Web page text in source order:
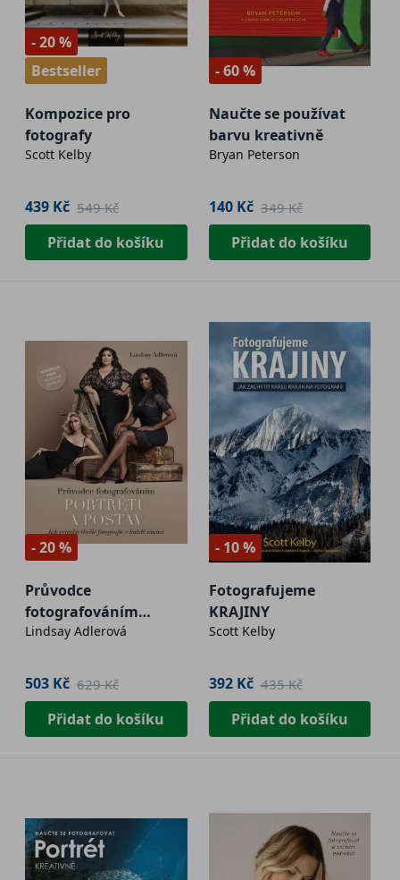
- 20 %
Bestseller
Kompozice pro
fotografy
Scott Kelby
439 Kč 549 Kč
Přidat do košíku
- 60 %
Naučte se používat
barvu kreativně
Bryan Peterson
140 Kč 349 Kč
Přidat do košíku
- 20 %
Průvodce
fotografováním
portrétů a postav
Lindsay Adlerová
503 Kč 629 Kč
Přidat do košíku
- 10 %
Fotografujeme
KRAJINY
Scott Kelby
392 Kč 435 Kč
Přidat do košíku